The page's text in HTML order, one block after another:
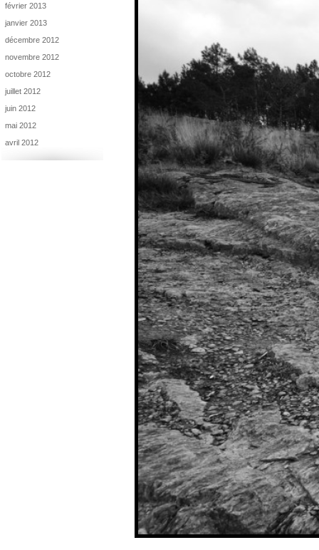
février 2013
janvier 2013
décembre 2012
novembre 2012
octobre 2012
juillet 2012
juin 2012
mai 2012
avril 2012